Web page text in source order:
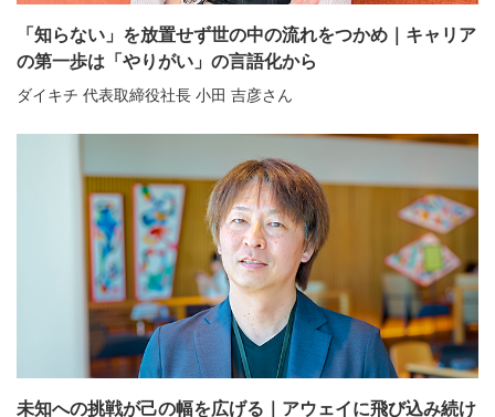
「知らない」を放置せず世の中の流れをつかめ｜キャリア
の第一歩は「やりがい」の言語化から
ダイキチ 代表取締役社長 小田 吉彦さん
未知への挑戦が己の幅を広げる｜アウェイに飛び込み続け